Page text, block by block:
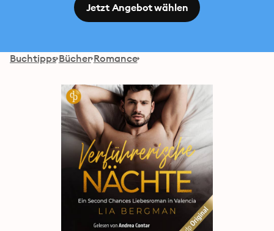
Jetzt Angebot wählen
Buchtipps Bücher Romance